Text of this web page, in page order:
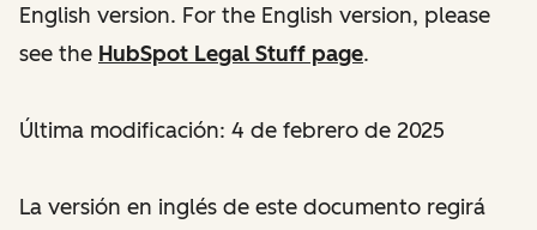
English version. For the English version, please
see the HubSpot Legal Stuff page.
Última modificación: 4 de febrero de 2025
La versión en inglés de este documento regirá